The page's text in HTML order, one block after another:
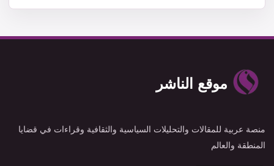
موقع الناشر
منصة عربية للمقالات والتحليلات السياسية والثقافية وقراءات في قضايا
المنطقة والعالم